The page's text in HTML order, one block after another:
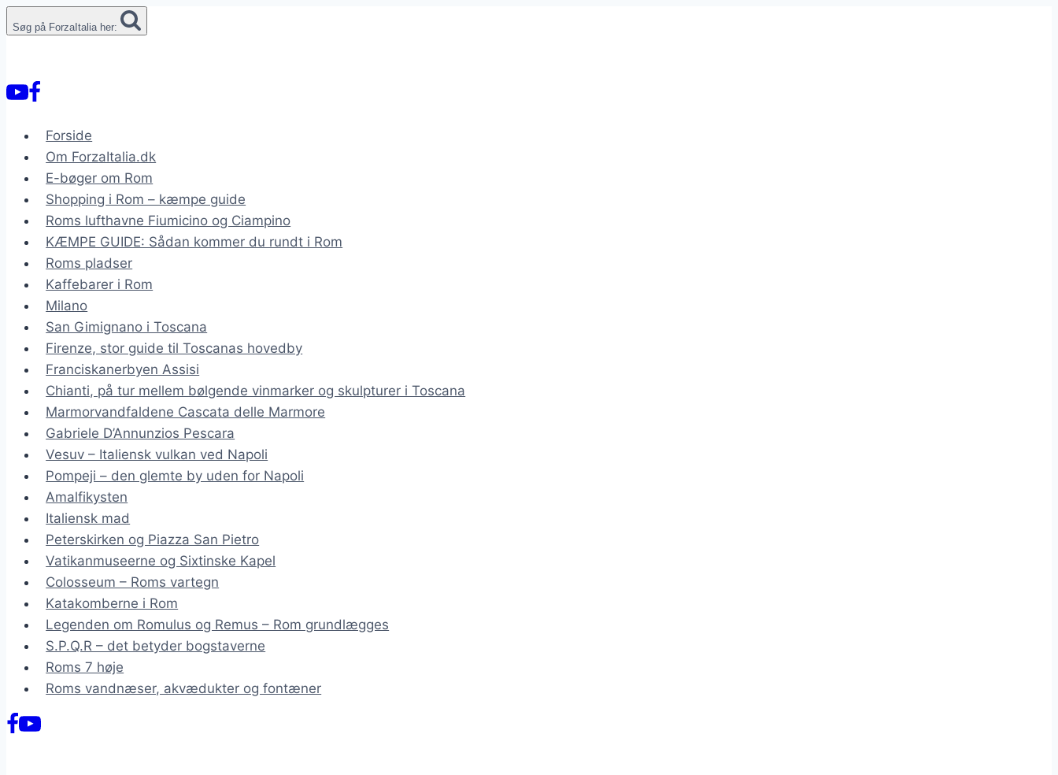
til
Søg på ForzaItalia her:
Forside
Om ForzaItalia.dk
E-bøger om Rom
Shopping i Rom – kæmpe guide
Roms lufthavne Fiumicino og Ciampino
KÆMPE GUIDE: Sådan kommer du rundt i Rom
Roms pladser
Kaffebarer i Rom
Milano
San Gimignano i Toscana
Firenze, stor guide til Toscanas hovedby
Franciskanerbyen Assisi
Chianti, på tur mellem bølgende vinmarker og skulpturer i Toscana
Marmorvandfaldene Cascata delle Marmore
Gabriele D’Annunzios Pescara
Vesuv – Italiensk vulkan ved Napoli
Pompeji – den glemte by uden for Napoli
Amalfikysten
Italiensk mad
Peterskirken og Piazza San Pietro
Vatikanmuseerne og Sixtinske Kapel
Colosseum – Roms vartegn
Katakomberne i Rom
Legenden om Romulus og Remus – Rom grundlægges
S.P.Q.R – det betyder bogstaverne
Roms 7 høje
Roms vandnæser, akvædukter og fontæner